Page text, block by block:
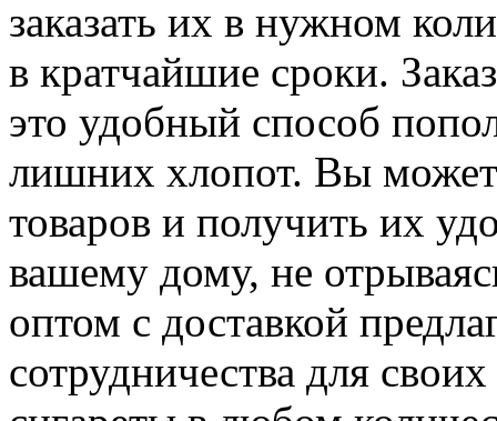
заказать их в нужном
в кратчайшие сроки.
это удобный способ
лишних хлопот. Вы
товаров и получить их
вашему дому, не
оптом с доставкой
сотрудничества для